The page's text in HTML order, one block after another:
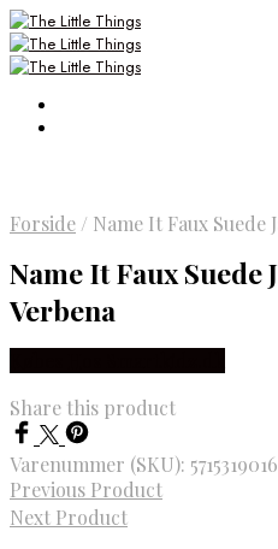
Forside / Name It Faux Suede
Name It Faux Suede
Verbena
Share this product
Varenummer (SKU):
Previous Product
Next Product